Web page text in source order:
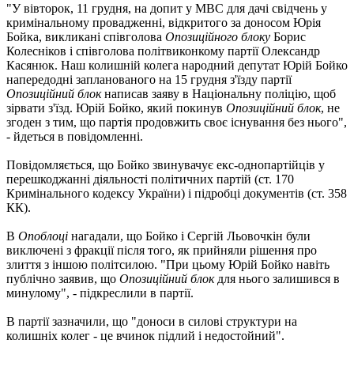
"У вівторок, 11 грудня, на допит у МВС для дачі свідчень у
кримінальному провадженні, відкритого за доносом Юрія
Бойка, викликані співголова Опозиційного блоку Борис
Колесніков і співголова політвиконкому партії Олександр
Касянюк. Наш колишній колега народний депутат Юрій Бойко
напередодні запланованого на 15 грудня з'їзду партії
Опозиційний блокнаписав заяву в Національну поліцію, щоб
зірвати з'їзд. Юрій Бойко, який покинув Опозиційний блок, не
згоден з тим, що партія продовжить своє існування без нього",
- йдеться в повідомленні.
Повідомляється, що Бойко звинувачує екс-однопартійців у
перешкоджанні діяльності політичних партій (ст. 170
Кримінального кодексу України) і підробці документів (ст. 358
КК).
В Опоблоці нагадали, що Бойко і Сергій Льовочкін були
виключені з фракції після того, як прийняли рішення про
злиття з іншою політсилою. "При цьому Юрій Бойко навіть
публічно заявив, що Опозиційний блокдля нього залишився в
минулому", - підкреслили в партії.
В партії зазначили, що "доноси в силові структури на
колишніх колег - це вчинок підлий і недостойний".